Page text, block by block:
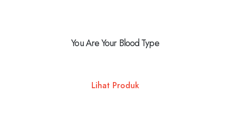
You Are Your Blood Type
Lihat Produk